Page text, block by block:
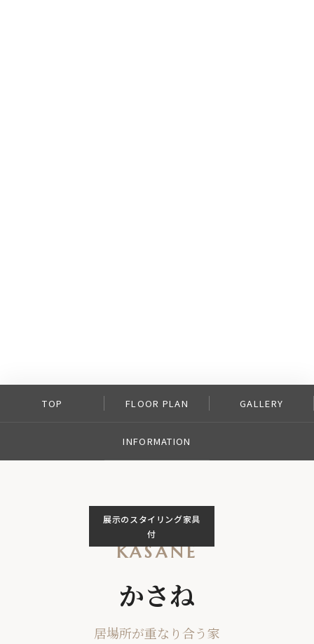
TOP FLOOR PLAN GALLERY
INFORMATION
展示のスタイリング家具
付
KASANE
かさね
居場所が重なり合う家